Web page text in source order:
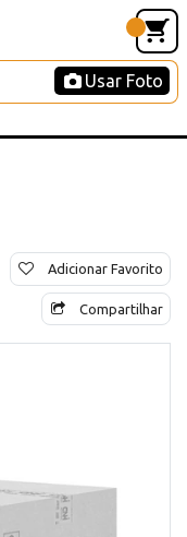
Usar Foto
Adicionar Favorito
Compartilhar